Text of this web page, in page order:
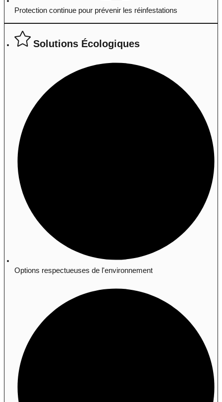
Protection continue pour prévenir les réinfestations
Solutions Écologiques
Options respectueuses de l'environnement